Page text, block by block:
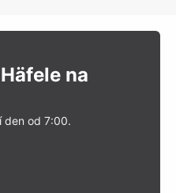
na
den od 7:00.